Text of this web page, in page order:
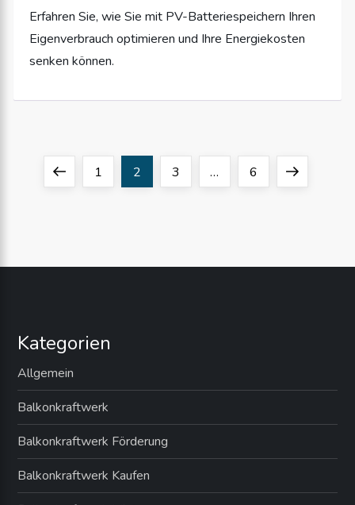
Erfahren Sie, wie Sie mit PV-Batteriespeichern Ihren
Eigenverbrauch optimieren und Ihre Energiekosten
senken können.
n
n
u
m
PreviousPage
1 Page
2 Page
3 … Page
6
Next
Kategorien
Allgemein
Balkonkraftwerk
Balkonkraftwerk Förderung
Balkonkraftwerk Kaufen